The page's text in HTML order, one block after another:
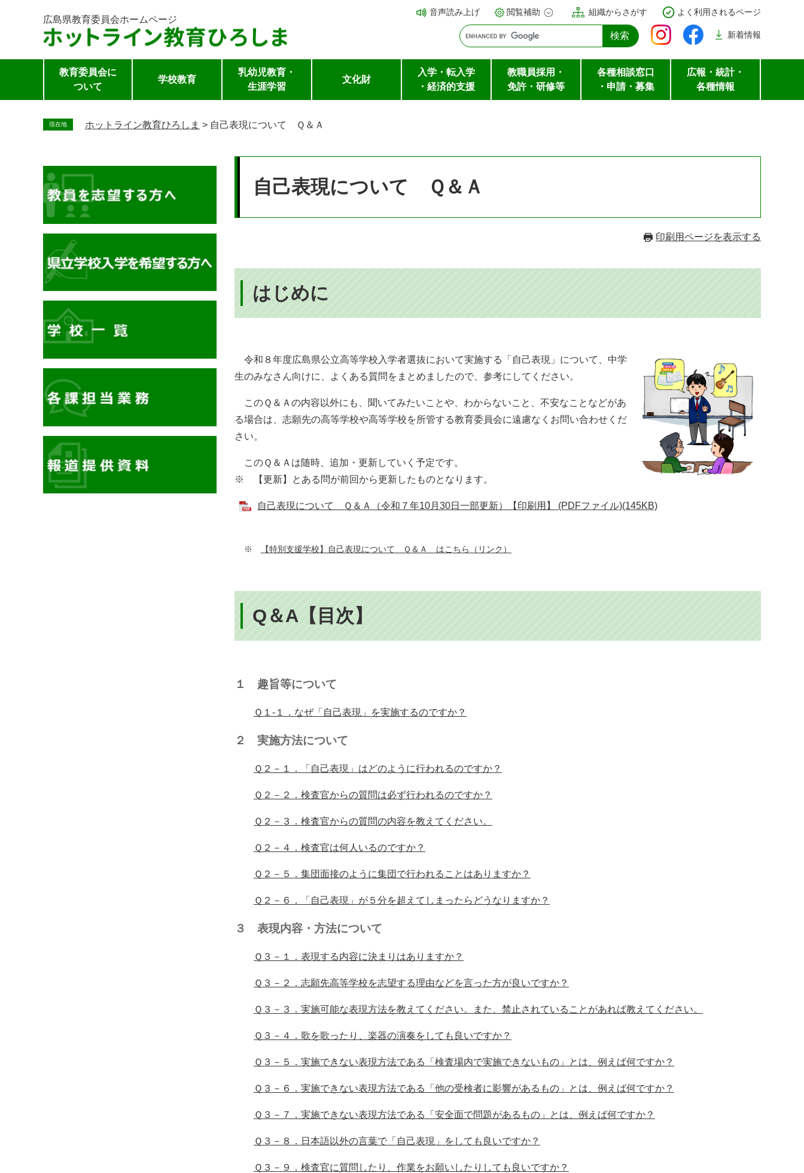
ー
し
広島県教育委員会ホームページ
音声読み上げ 閲覧補助 組織からさがす よく利用されるページ
新着情報
教育委員会に
ついて
学校教育
乳幼児教育・
生涯学習
文化財
入学・転入学
・経済的支援
教職員採用・
免許・研修等
各種相談窓口
・申請・募集
広報・統計・
各種情報
現在地 ホットライン教育ひろしま > 自己表現について Ｑ＆Ａ
自己表現について Ｑ＆Ａ
印刷用ページを表示する
はじめに
令和８年度広島県公立高等学校入学者選抜において実施する「自己表現」について、中学
生のみなさん向けに、よくある質問をまとめましたので、参考にしてください。
このＱ＆Ａの内容以外にも、聞いてみたいことや、わからないこと、不安なことなどがあ
る場合は、志願先の高等学校や高等学校を所管する教育委員会に遠慮なくお問い合わせくだ
さい。
このＱ＆Ａは随時、追加・更新していく予定です。
※ 【更新】とある問が前回から更新したものとなります。
自己表現について Ｑ＆Ａ（令和７年10月30日一部更新）【印刷用】 (PDFファイル)(145KB)
※ 【特別支援学校】自己表現について Ｑ＆Ａ はこちら（リンク）
Q＆A【目次】
１ 趣旨等について
Ｑ１-１．なぜ「自己表現」を実施するのですか？
２ 実施方法について
Ｑ２－１．「自己表現」はどのように行われるのですか？
Ｑ２－２．検査官からの質問は必ず行われるのですか？
Ｑ２－３．検査官からの質問の内容を教えてください。
Ｑ２－４．検査官は何人いるのですか？
Ｑ２－５．集団面接のように集団で行われることはありますか？
Ｑ２－６．「自己表現」が５分を超えてしまったらどうなりますか？
３ 表現内容・方法について
Ｑ３－１ ．表現する内容に決まりはありますか？
Ｑ３－２ ．志願先高等学校を志望する理由などを言った方が良いですか？
Ｑ３－３． 実施可能な表現方法を教えてください。また、禁止されていることがあれば教えてください。
Ｑ３－４． 歌を歌ったり、楽器の演奏をしても良いですか？
Ｑ３－５． 実施できない表現方法である「検査場内で実施できないもの」とは、例えば何ですか？
Ｑ３－６． 実施できない表現方法である「他の受検者に影響があるもの」とは、例えば何ですか？
Ｑ３－７． 実施できない表現方法である「安全面で問題があるもの」とは、例えば何ですか？
Ｑ３－８． 日本語以外の言葉で「自己表現」をしても良いですか？
Ｑ３－９． 検査官に質問したり、作業をお願いしたりしても良いですか？